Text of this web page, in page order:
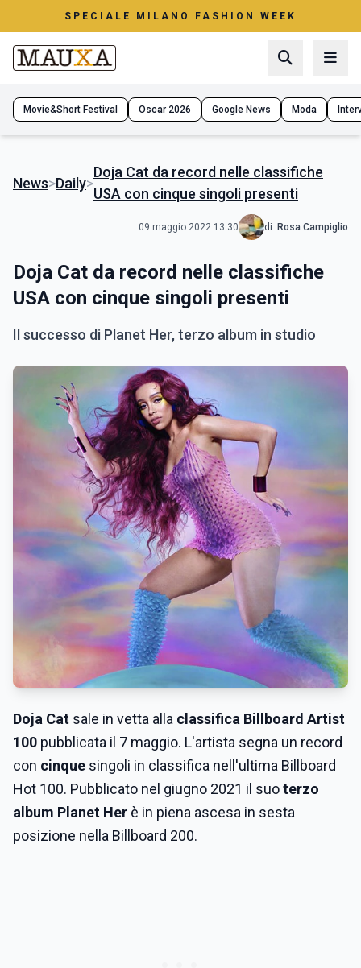
SPECIALE MILANO FASHION WEEK
Movie&Short Festival Oscar 2026 Google News Moda
News>Daily>
Doja Cat da record nelle classifiche
USA con cinque singoli presenti
09 maggio 2022 13:30 di: Rosa Campiglio
Doja Cat da record nelle classifiche
USA con cinque singoli presenti
Il successo di Planet Her, terzo album in studio
Doja Cat sale in vetta alla classifica Billboard Artist
100 pubblicata il 7 maggio. L'artista segna un record
con cinque singoli in classifica nell'ultima Billboard
Hot 100. Pubblicato nel giugno 2021 il suoterzo
album Planet Her è in piena ascesa in sesta
posizione nella Billboard 200.